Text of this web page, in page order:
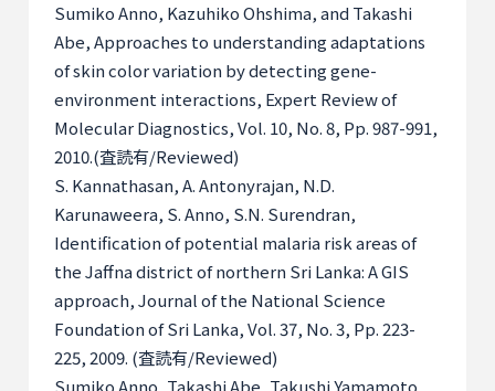
Sumiko Anno, Kazuhiko Ohshima, and Takashi
Abe, Approaches to understanding adaptations
of skin color variation by detecting gene-
environment interactions, Expert Review of
Molecular Diagnostics, Vol. 10, No. 8, Pp. 987-991,
2010.(査読有/Reviewed)
S. Kannathasan, A. Antonyrajan, N.D.
Karunaweera, S. Anno, S.N. Surendran,
Identification of potential malaria risk areas of
the Jaffna district of northern Sri Lanka: A GIS
approach, Journal of the National Science
Foundation of Sri Lanka, Vol. 37, No. 3, Pp. 223-
225, 2009. (査読有/Reviewed)
Sumiko Anno, Takashi Abe, Takushi Yamamoto,